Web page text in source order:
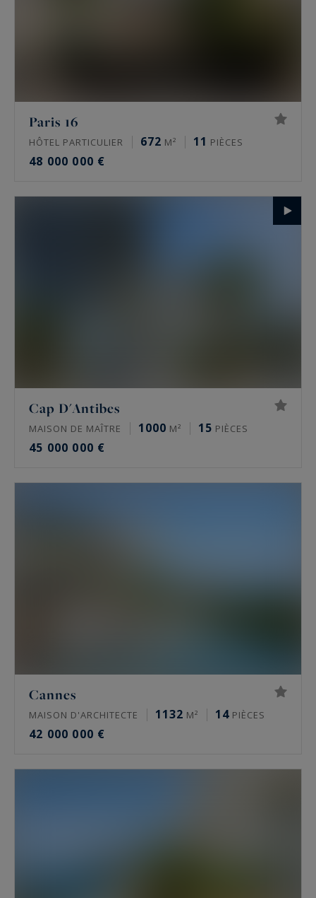
Paris 16
HÔTEL PARTICULIER 672 M² 11 PIÈCES
48 000 000 €
Cap D'Antibes
MAISON DE MAÎTRE 1000 M² 15 PIÈCES
45 000 000 €
Cannes
MAISON D'ARCHITECTE 1132 M² 14 PIÈCES
42 000 000 €